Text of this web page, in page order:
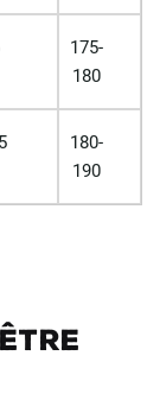
175-
180
180-
190